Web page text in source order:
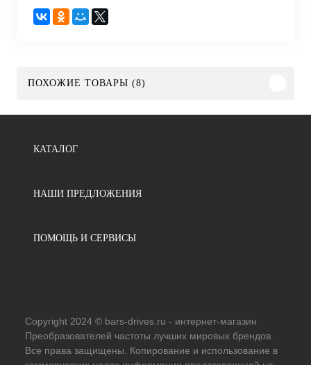
ПОХОЖИЕ ТОВАРЫ (8)
КАТАЛОГ
НАШИ ПРЕДЛОЖЕНИЯ
ПОМОЩЬ И СЕРВИСЫ
Copyright 2024 © bars-drives.ru - интернет-магазин
Преобразователей частоты лучших мировых брендов.
Все права защищены. Копирование и использование в